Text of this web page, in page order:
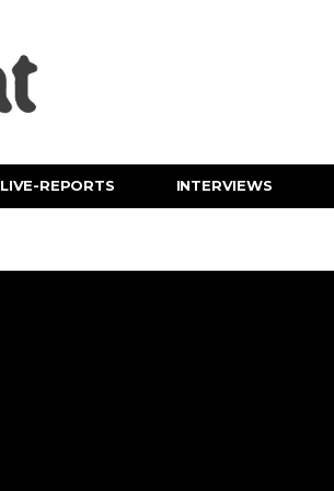
LIVE-REPORTS INTERVIEWS